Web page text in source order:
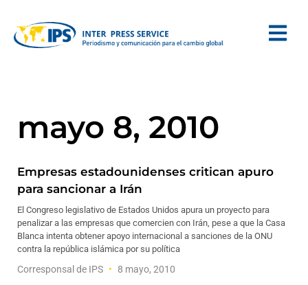
mayo 8, 2010
Empresas estadounidenses critican apuro
para sancionar a Irán
El Congreso legislativo de Estados Unidos apura un proyecto para
penalizar a las empresas que comercien con Irán, pese a que la Casa
Blanca intenta obtener apoyo internacional a sanciones de la ONU
contra la república islámica por su política
Corresponsal de IPS 8 mayo, 2010